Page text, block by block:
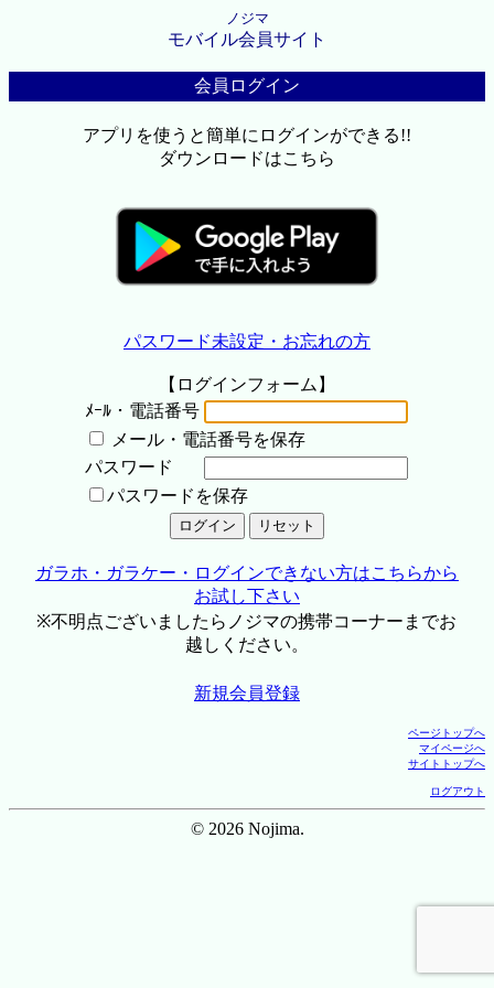
ノジマ
モバイル会員サイト
会員ログイン
アプリを使うと簡単にログインができる!!
ダウンロードはこちら
パスワード未設定・お忘れの方
【ログインフォーム】
ﾒｰﾙ・電話番号
メール・電話番号を保存
パスワード
パスワードを保存
ガラホ・ガラケー・ログインできない方はこちらから
お試し下さい
※不明点ございましたらノジマの携帯コーナーまでお
越しください。
新規会員登録
ページトップへ
マイページへ
サイトトップへ
ログアウト
© 2026 Nojima.